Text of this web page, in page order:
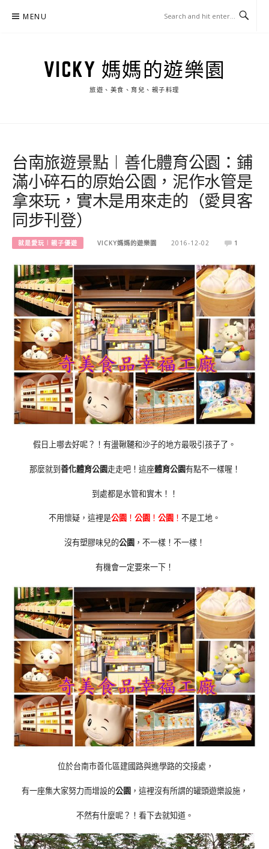
MENU
VICKY 媽媽的遊樂園
旅遊、美食、育兒、親子料理
台南旅遊景點︱善化體育公園：鋪
滿小碎石的原始公園，泥作水管是
拿來玩，實木是用來走的（愛貝客
同步刊登）
就是愛玩︱親子優遊 VICKY媽媽的遊樂園 2016-12-02 1
假日上哪去好呢？！有盪鞦韆和沙子的地方最吸引孩子了。
那麼就到善化體育公園走走吧！這座體育公園有點不一樣喔！
到處都是水管和實木！！
不用懷疑，這裡是公園 ！ 公園 ！ 公園 ！ 不是工地。
沒有塑膠味兒的公園 ，不一樣！不一樣！
有機會一定要來一下！
位於台南市善化區建國路與進學路的交接處，
有一座集大家努力而增設的公園，這裡沒有所謂的罐頭遊樂設施，
不然有什麼呢？！ 看下去就知道。